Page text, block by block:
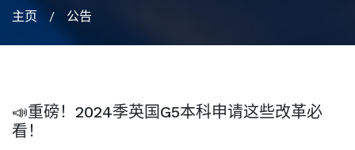
主页 / 公告
📣重磅！2024季英国G5本科申请这些改革必
看！